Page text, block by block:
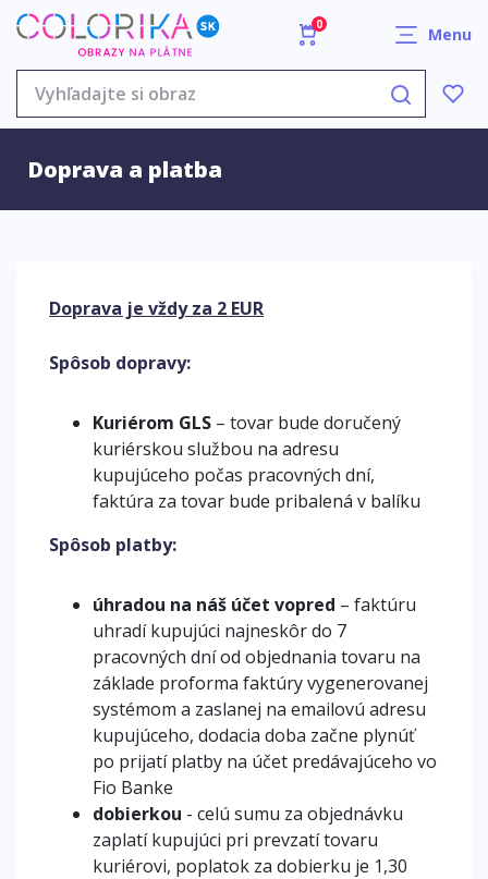
0 Menu
Doprava a platba
Doprava je vždy za 2 EUR
Spôsob dopravy:
Kuriérom GLS – tovar bude doručený
kuriérskou službou na adresu
kupujúceho počas pracovných dní,
faktúra za tovar bude pribalená v balíku
Spôsob platby:
úhradou na náš účet vopred – faktúru
uhradí kupujúci najneskôr do 7
pracovných dní od objednania tovaru na
základe proforma faktúry vygenerovanej
systémom a zaslanej na emailovú adresu
kupujúceho, dodacia doba začne plynúť
po prijatí platby na účet predávajúceho vo
Fio Banke
dobierkou - celú sumu za objednávku
zaplatí kupujúci pri prevzatí tovaru
kuriérovi, poplatok za dobierku je 1,30